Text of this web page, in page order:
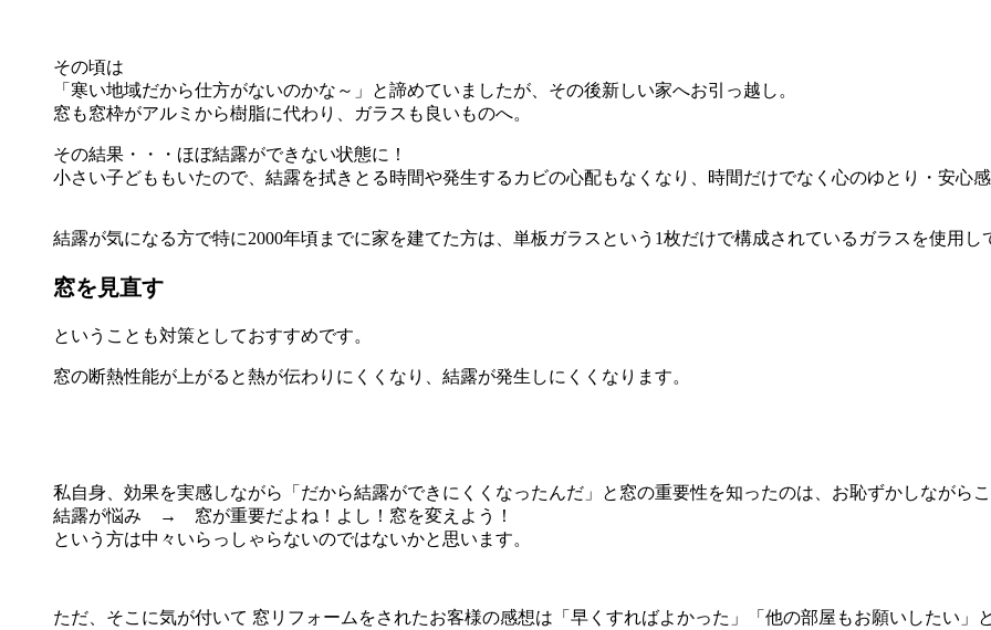
その頃は
「寒い地域だから仕方がないのかな～」と諦めていましたが、その後新しい家へお引っ越し。
窓も窓枠がアルミから樹脂に代わり、ガラスも良いものへ。
その結果・・・ほぼ結露ができない状態に！
小さい子どももいたので、結露を拭きとる時間や発生するカビの心配もなくなり、時間だけでなく心のゆとり・安心感
結露が気になる方で特に2000年頃までに家を建てた方は、単板ガラスという1枚だけで構成されているガラスを使用し
窓を見直す
ということも対策としておすすめです。
窓の断熱性能が上がると熱が伝わりにくくなり、結露が発生しにくくなります。
私自身、効果を実感しながら「だから結露ができにくくなったんだ」と窓の重要性を知ったのは、お恥ずかしながら
結露が悩み → 窓が重要だよね！よし！窓を変えよう！
という方は中々いらっしゃらないのではないかと思います。
ただ、そこに気が付いて 窓リフォームをされたお客様の感想は「早くすればよかった」「他の部屋もお願いしたい」